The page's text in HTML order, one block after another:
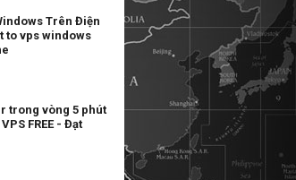
Trên Điện
to vps windows
trong vòng 5 phút
FREE - Đạt